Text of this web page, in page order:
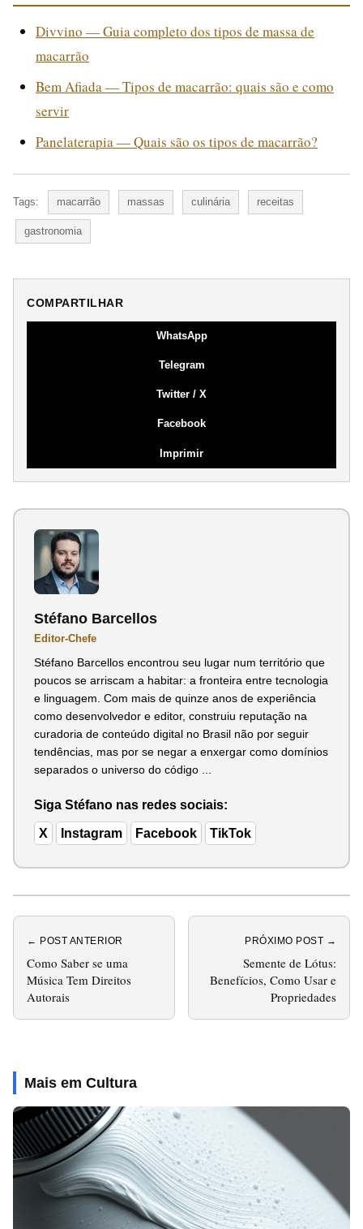
Divvino — Guia completo dos tipos de massa de
macarrão
Bem Afiada — Tipos de macarrão: quais são e como
servir
Panelaterapia — Quais são os tipos de macarrão?
Tags: macarrão massas culinária receitas
gastronomia
COMPARTILHAR
WhatsApp
Telegram
Twitter / X
Facebook
Imprimir
Stéfano Barcellos
Editor-Chefe
Stéfano Barcellos encontrou seu lugar num território que
poucos se arriscam a habitar: a fronteira entre tecnologia
e linguagem. Com mais de quinze anos de experiência
como desenvolvedor e editor, construiu reputação na
curadoria de conteúdo digital no Brasil não por seguir
tendências, mas por se negar a enxergar como domínios
separados o universo do código ...
Siga Stéfano nas redes sociais:
X Instagram Facebook TikTok
← POST ANTERIOR
Como Saber se uma
Música Tem Direitos
Autorais
PRÓXIMO POST →
Semente de Lótus:
Benefícios, Como Usar e
Propriedades
Mais em Cultura